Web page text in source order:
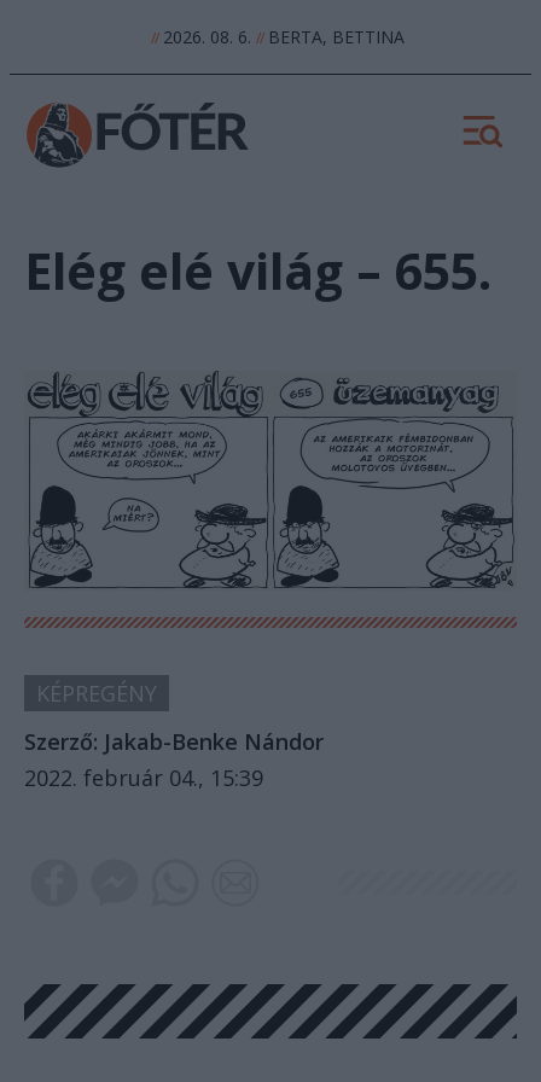
//2026. 08. 6. //BERTA, BETTINA
Elég elé világ – 655.
KÉPREGÉNY
Szerző: Jakab-Benke Nándor
2022. február 04., 15:39